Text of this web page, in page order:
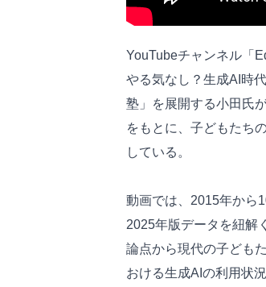
YouTubeチャンネル「
やる気なし？生成AI時
塾」を展開する小田氏
をもとに、子どもたち
している。
動画では、2015年から
2025年版データを紐解
論点から現代の子ども
おける生成AIの利用状